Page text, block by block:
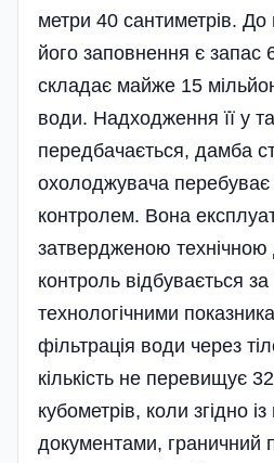
метри 40 сантиметрів.
його заповнення є запас
складає майже 15
води. Надходження її у
передбачається, дамба
охолоджувача перебуває
контролем. Вона
затвердженою технічною
контроль відбувається
технологічними
фільтрація води через
кількість не перевищує
кубометрів, коли згідно
документами, граничний